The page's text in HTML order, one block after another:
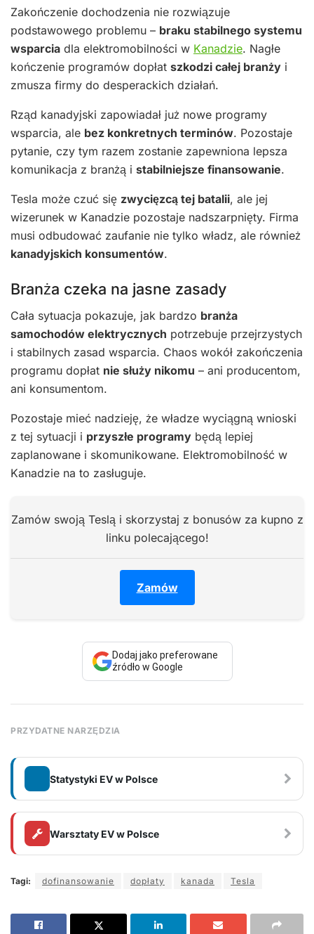
Zakończenie dochodzenia nie rozwiązuje
podstawowego problemu – braku stabilnego systemu
wsparcia dla elektromobilności w Kanadzie. Nagłe
kończenie programów dopłat szkodzi całej branży i
zmusza firmy do desperackich działań.
Rząd kanadyjski zapowiadał już nowe programy
wsparcia, ale bez konkretnych terminów. Pozostaje
pytanie, czy tym razem zostanie zapewniona lepsza
komunikacja z branżą i stabilniejsze finansowanie.
Tesla może czuć się zwycięzcą tej batalii, ale jej
wizerunek w Kanadzie pozostaje nadszarpnięty. Firma
musi odbudować zaufanie nie tylko władz, ale również
kanadyjskich konsumentów.
Branża czeka na jasne zasady
Cała sytuacja pokazuje, jak bardzo branża
samochodów elektrycznych potrzebuje przejrzystych
i stabilnych zasad wsparcia. Chaos wokół zakończenia
programu dopłat nie służy nikomu – ani producentom,
ani konsumentom.
Pozostaje mieć nadzieję, że władze wyciągną wnioski
z tej sytuacji i przyszłe programy będą lepiej
zaplanowane i skomunikowane. Elektromobilność w
Kanadzie na to zasługuje.
Zamów swoją Teslą i skorzystaj z bonusów za kupno z
linku polecającego!
Zamów
Dodaj jako preferowane
źródło w Google
PRZYDATNE NARZĘDZIA
Statystyki EV w Polsce
Warsztaty EV w Polsce
Tagi: dofinansowanie dopłaty kanada Tesla